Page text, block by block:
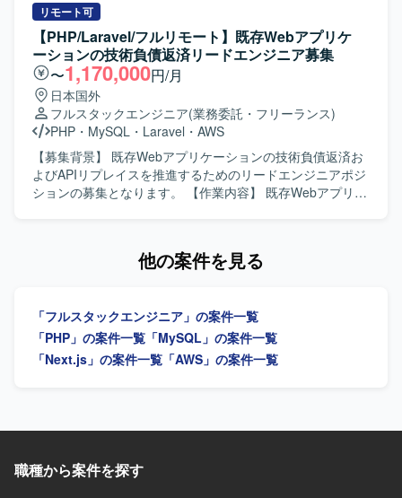
ド：Kotlin ・インフラ：AWS ・AI関連：AIエージェント、
AIコーディング支援ツール（Claude Code Max 20x プラン
等） ・開発プロセス：アジャイル／スクラムをベースとし
たチーム開発
奇心を持って取り組める方が望ましいです。テスト駆動開
発やモダンアーキテクチャに関心があり、長期的な視点で
開発組織とプロダクトの成長にコミットいただける方を歓
迎いたします。 【ポジションの魅力】 CTOやVPoEと近い
立場で、全社横断の技術戦略やプロジェクトに深く関わる
ことができます。新規事業の立ち上げから既存プロダクト
のモダン化まで幅広いテーマに携わることで、技術・組織
の両面で成長できる環境です。単一プロダクトに留まら
ず、多様な領域のプロジェクトに関わることで、アーキテ
クトやテックリードとしての経験値を高めていただけま
す。 【開発環境】 Go、Next.js、MySQL（Spannerを含
担当いただきます。 多数のプリセットプロンプトを備えた
Webアプリケーションに対して、お客様の業務特性に合わ
せたカスタマイズや機能拡張を行っていただきます。 お客
様ごとに最適化したWebアプリケーションと自社独自開発
プラグインの連携実装を行い、業務ニーズに即したソリュ
ーションを構築していただきます。 要件調整や技術スタッ
ク選定などの上流工程に参画し、仕様策定から実装、テス
ト、リリース後の改善までを継続的に対応していただきま
す。 【求める人物像】 生成AI技術や最新のWeb技術への関
心が高く、自ら情報収集しながら主体的にキャッチアップ
できる方を求めております。 顧客とのコミュニケーション
調しながら成果物の品質向上に取り組める方を想定してお
わることで、実践的なAI活用スキルを身につけていただけ
ます。 要件定義から運用まで一貫して関わることができる
ため、フルスタックエンジニアとしての経験を幅広く積む
ことができます。 お客様ごとに異なる業務課題に向き合い
しております。 Microsoft Azure 上の Azure OpenAI や
Google Gemini などの生成AIモデルと連携するWebアプリ
リモート可
【PHP/Laravel/フルリモート】既存Webアプリケ
ーションの技術負債返済リードエンジニア募集
〜1,170,000円/月
日本国外
フルスタックエンジニア(業務委託・フリーランス)
PHP ・ MySQL ・ Laravel ・ AWS
【募集背景】 既存Webアプリケーションの技術負債返済お
よびAPIリプレイスを推進するためのリードエンジニアポジ
ションの募集となります。 【作業内容】 既存Webアプリケ
ます。 クリーンアーキテクチャやDDDに基づくモデル設
質と納期のバランスを見極めたプロジェクト推進をサポー
トしていただきます。 【求める人物像】 技術的な意思決定
を主体的に行いながら、チーム全体の設計力や開発力の底
上げにコミットできる方を求めています。 レガシーコード
リケーションの技術負債返済とAPIリプレイスを通じて、ア
ーキテクチャ設計から実装まで広い裁量を持って関わるこ
他の案件を見る
「フルスタックエンジニア」の案件一覧
「PHP」の案件一覧 「MySQL」の案件一覧
「Next.js」の案件一覧 「AWS」の案件一覧
職種から案件を探す